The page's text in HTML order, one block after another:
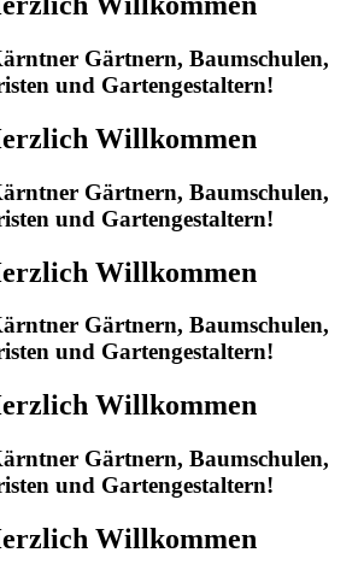
Gärtnern, Baumschulen,
und Gartengestaltern!
Willkommen
Gärtnern, Baumschulen,
und Gartengestaltern!
Willkommen
Gärtnern, Baumschulen,
und Gartengestaltern!
Willkommen
Gärtnern, Baumschulen,
und Gartengestaltern!
Willkommen